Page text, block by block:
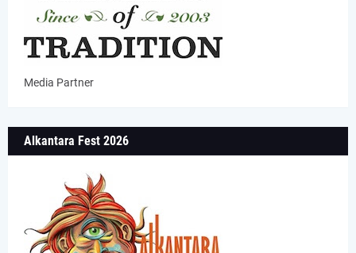
Media Partner
Alkantara Fest 2026